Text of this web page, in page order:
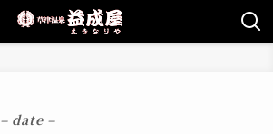
– date –